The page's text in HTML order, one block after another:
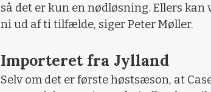
så det er kun en nødløsning. Ellers
ni ud af ti tilfælde, siger Peter Møller.
Importeret fra Jylland
Selv om det er første høstsæson, at